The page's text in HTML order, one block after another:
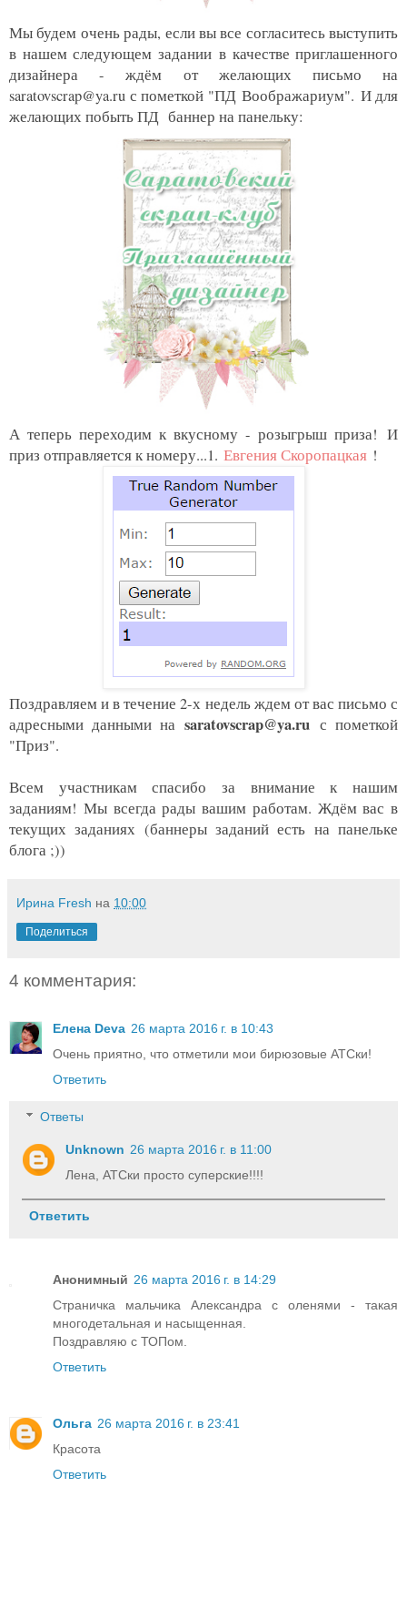
Мы будем очень рады, если вы все согласитесь выступить
в нашем следующем задании в качестве приглашенного
дизайнера - ждём от желающих письмо на
saratovscrap@ya.ru с пометкой "ПД Воображариум". И для
желающих побыть ПД баннер на панельку:
А теперь переходим к вкусному - розыгрыш приза! И
приз отправляется к номеру...1. Евгения Скоропацкая !
Поздравляем и в течение 2-х недель ждем от вас письмо с
адресными данными наsaratovscrap@ya.ru с пометкой
"Приз".
Всем участникам спасибо за внимание к нашим
заданиям! Мы всегда рады вашим работам. Ждём вас в
текущих заданиях (баннеры заданий есть на панельке
блога ;))
Ирина Fresh на 10:00
Поделиться
4 комментария:
Елена Deva 26 марта 2016 г. в 10:43
Очень приятно, что отметили мои бирюзовые АТСки!
Ответить
Ответы
Unknown 26 марта 2016 г. в 11:00
Лена, АТСки просто суперские!!!!
Ответить
Анонимный 26 марта 2016 г. в 14:29
Страничка мальчика Александра с оленями - такая
многодетальная и насыщенная.
Поздравляю с ТОПом.
Ответить
Ольга 26 марта 2016 г. в 23:41
Красота
Ответить